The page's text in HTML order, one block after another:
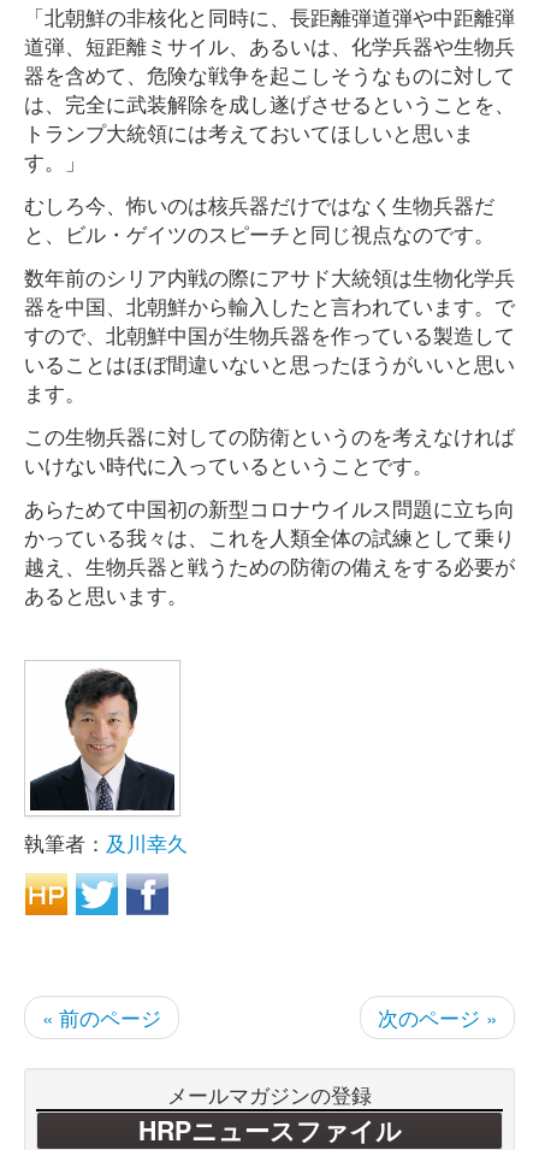
「北朝鮮の非核化と同時に、長距離弾道弾や中距離弾
道弾、短距離ミサイル、あるいは、化学兵器や生物兵
器を含めて、危険な戦争を起こしそうなものに対して
は、完全に武装解除を成し遂げさせるということを、
トランプ大統領には考えておいてほしいと思いま
す。」
むしろ今、怖いのは核兵器だけではなく生物兵器だ
と、ビル・ゲイツのスピーチと同じ視点なのです。
数年前のシリア内戦の際にアサド大統領は生物化学兵
器を中国、北朝鮮から輸入したと言われています。で
すので、北朝鮮中国が生物兵器を作っている製造して
いることはほぼ間違いないと思ったほうがいいと思い
ます。
この生物兵器に対しての防衛というのを考えなければ
いけない時代に入っているということです。
あらためて中国初の新型コロナウイルス問題に立ち向
かっている我々は、これを人類全体の試練として乗り
越え、生物兵器と戦うための防衛の備えをする必要が
あると思います。
執筆者： 及川幸久
« 前のページ 次のページ »
メールマガジンの登録
HRPニュースファイル